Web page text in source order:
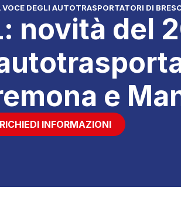
DEGLI AUTOTRASPORTATORI DI
novità del
e
RICHIEDI INFORMAZIONI